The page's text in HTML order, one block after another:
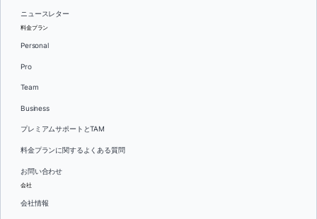
ニュースレター
料金プラン
Personal
Pro
Team
Business
プレミアムサポートとTAM
料金プランに関するよくある質問
お問い合わせ
会社
会社情報